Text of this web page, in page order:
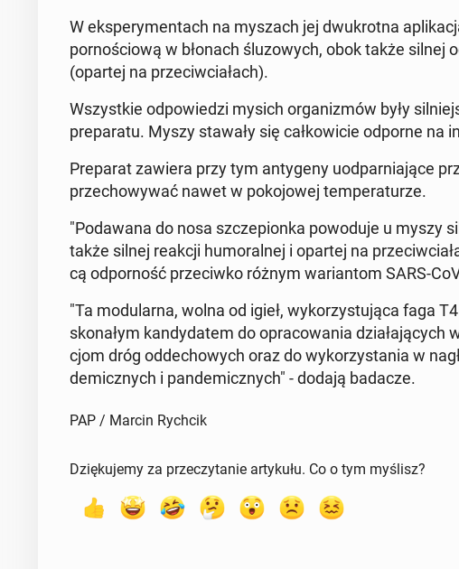
W eks­pe­ry­men­tach na myszach jej dwu­krot­na
por­no­ścio­wą w błonach ślu­zo­wych, obok także silnej
(opartej na prze­ciw­cia­łach).
Wszyst­kie od­po­wie­dzi mysich or­ga­ni­zmów były
pre­pa­ra­tu. Myszy stawały się cał­ko­wi­cie odporne na
Pre­pa­rat zawiera przy tym an­ty­ge­ny uod­par­nia­ją­ce
prze­cho­wy­wać nawet w po­ko­jo­wej tem­pe­ra­tu­rze.
"Po­da­wa­na do nosa szcze­pion­ka po­wo­du­je u myszy
także silnej reakcji hu­mo­ral­nej i opartej na
cą od­por­ność prze­ciw­ko różnym wa­rian­tom SARS-
"Ta mo­du­lar­na, wolna od igieł, wy­ko­rzy­stu­ją­ca faga
sko­na­łym kan­dy­da­tem do opra­co­wa­nia
cjom dróg od­de­cho­wych oraz do wy­ko­rzy­sta­nia w
de­micz­nych i pan­de­micz­nych" - dodają badacze.
PAP / Marcin Rychcik
Dziękujemy za przeczytanie artykułu. Co o tym myślisz?